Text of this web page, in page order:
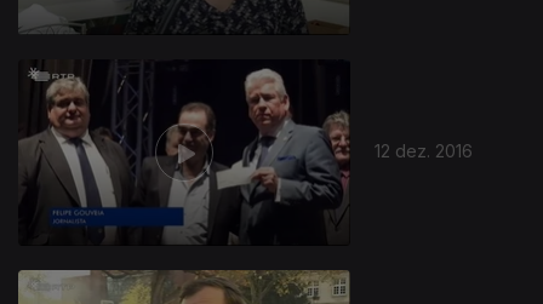
12 dez. 2016